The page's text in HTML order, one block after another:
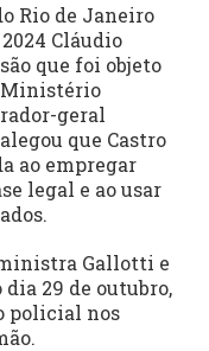
Rio de Janeiro
Cláudio
que foi objeto
Ministério
geral
que Castro
ao empregar
legal e ao usar
ministra Gallotti e
29 de outubro,
policial nos